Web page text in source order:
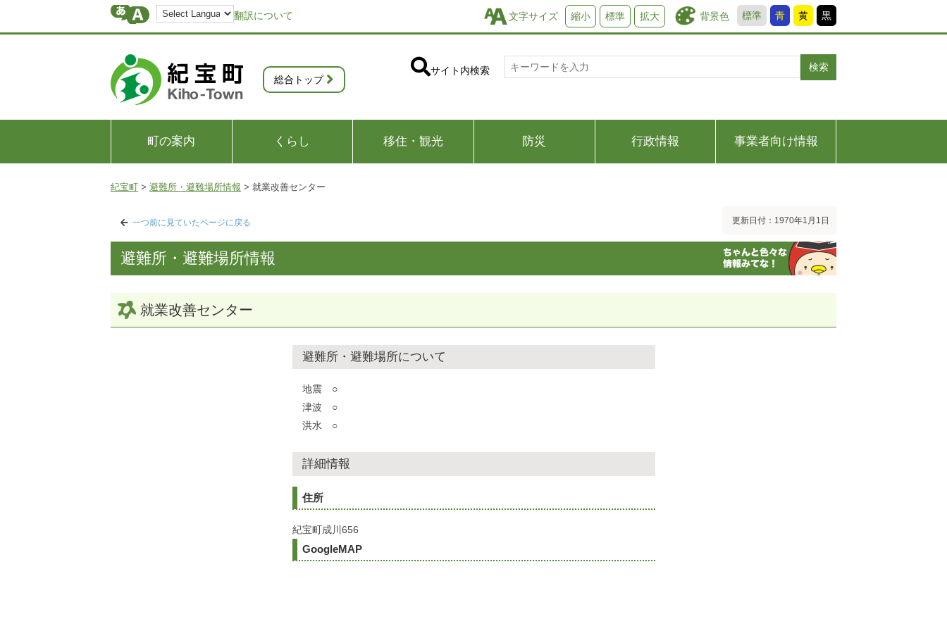
翻訳について 背景色 標準 青 黄 黒
文字サイズ 縮小 標準 拡大
総合トップ
サイト内検索 検索
町の案内 くらし 移住・観光 防災 行政情報 事業者向け情報
紀宝町 > 避難所・避難場所情報 > 就業改善センター
一つ前に見ていたページに戻る 更新日付：1970年1月1日
避難所・避難場所情報
就業改善センター
避難所・避難場所について
地震 ○
津波 ○
洪水 ○
詳細情報
住所
紀宝町成川656
GoogleMAP